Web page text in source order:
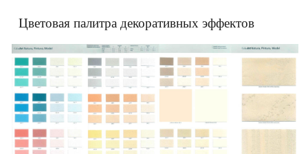
Цветовая палитра декоративных эффектов